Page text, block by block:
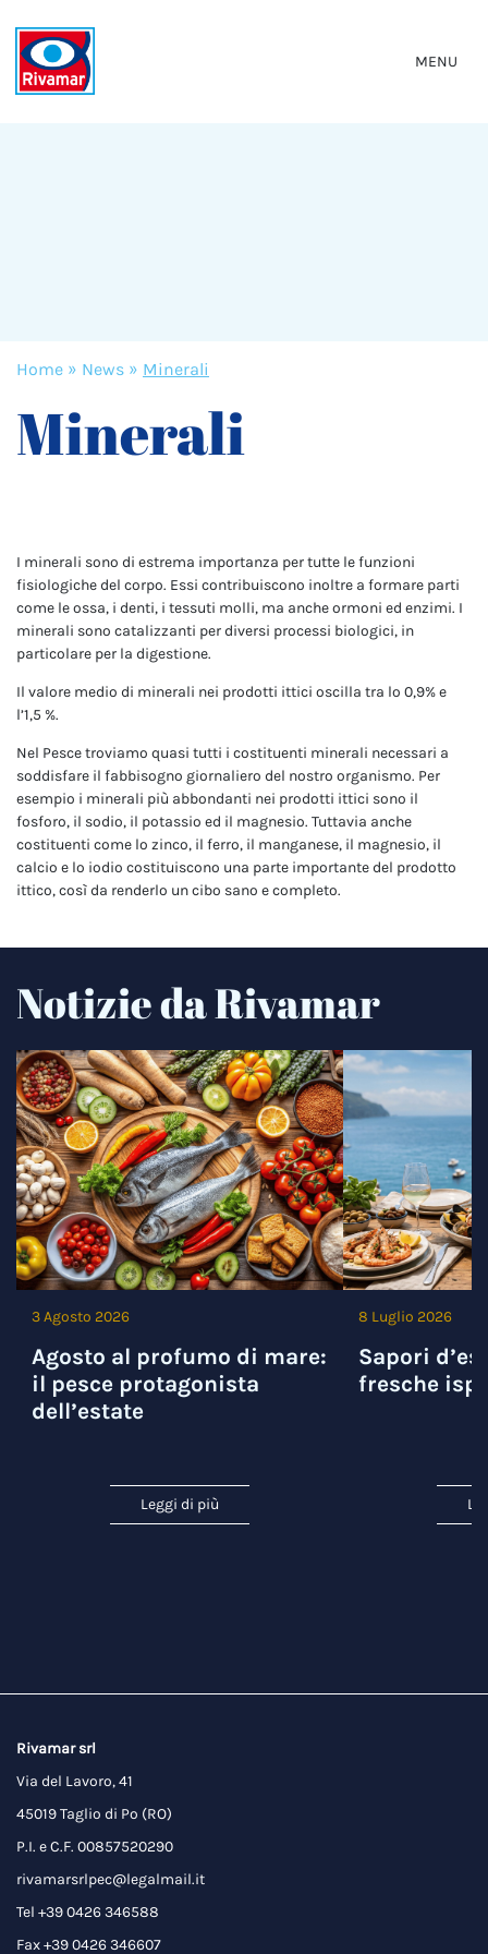
MENU
Home » News » Minerali
Minerali
I minerali sono di estrema importanza per tutte le funzioni
fisiologiche del corpo. Essi contribuiscono inoltre a formare parti
come le ossa, i denti, i tessuti molli, ma anche ormoni ed enzimi. I
minerali sono catalizzanti per diversi processi biologici, in
particolare per la digestione.
Il valore medio di minerali nei prodotti ittici oscilla tra lo 0,9% e
l’1,5 %.
Nel Pesce troviamo quasi tutti i costituenti minerali necessari a
soddisfare il fabbisogno giornaliero del nostro organismo. Per
esempio i minerali più abbondanti nei prodotti ittici sono il
fosforo, il sodio, il potassio ed il magnesio. Tuttavia anche
costituenti come lo zinco, il ferro, il manganese, il magnesio, il
calcio e lo iodio costituiscono una parte importante del prodotto
ittico, così da renderlo un cibo sano e completo.
Notizie da Rivamar
3 Agosto 2026
Agosto al profumo di mare:
il pesce protagonista
dell’estate
Leggi di più
8 Luglio 2026
Sapori
fresche
Rivamar srl
Via del Lavoro, 41
45019 Taglio di Po (RO)
P.I. e C.F. 00857520290
rivamarsrlpec@legalmail.it
Tel +39 0426 346588
Fax +39 0426 346607